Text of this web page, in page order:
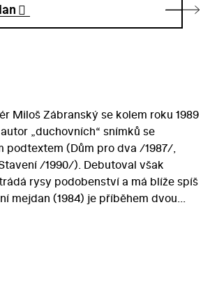
Miloš Zábranský se kolem roku 1989
„duchovních“ snímků se
podtextem (Dům pro dva /1987/,
/1990/). Debutoval však
rysy podobenství a má blíže spíš
mejdan (1984) je příběhem dvou
– citlivé, svědomité Kristýny a